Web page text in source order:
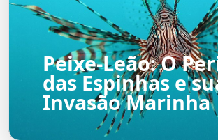
Peixe-Leão: O
das Espinhas e
Invasão Marinha